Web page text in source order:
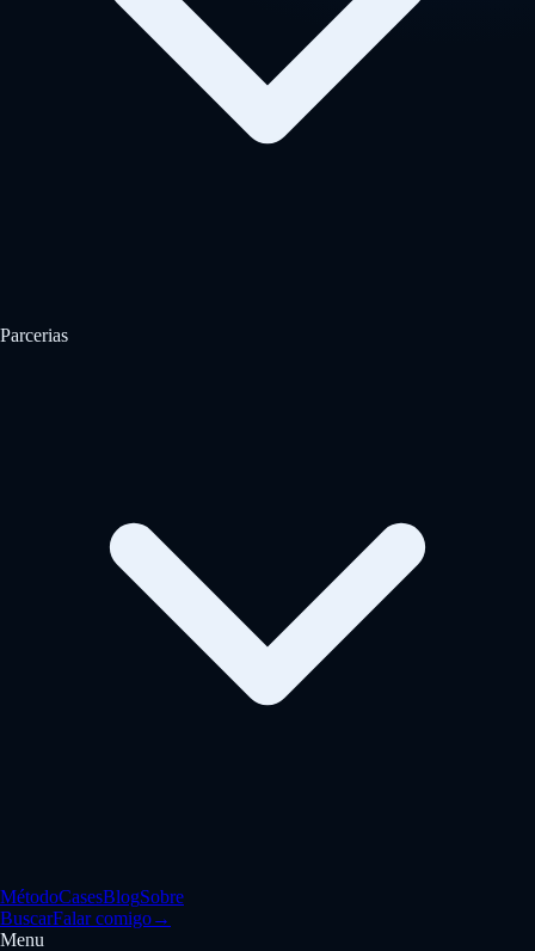
Parcerias
MétodoCasesBlogSobre
BuscarFalar comigo→
Menu